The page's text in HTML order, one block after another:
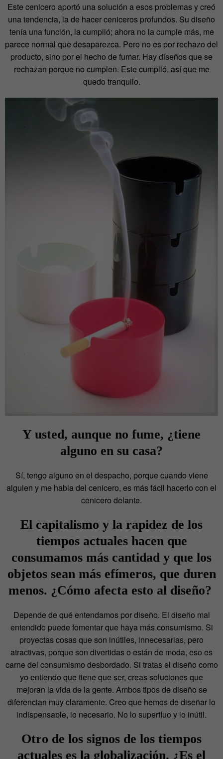
Este cenicero aportó una solución a esos problemas y creó
una tendencia, la de hacer ceniceros profundos. Su diseño
tenía una función, la cumplió; ahora no la cumple más, me
parece normal que desaparezca. Pero no es por rechazo del
producto, sino por el hecho de fumar. Hay diseños que se
rechazan porque no cumplen. Este cumplió, así que me
quedo tranquilo.
Y usted, aunque no fume, ¿tiene
alguno en su casa?
Sí, tengo alguno en el despacho, porque cuando viene
alguien y me habla del cenicero, es más fácil hacerlo con el
cenicero delante.
El capitalismo y la rapidez de los
tiempos actuales hacen que
consumamos más cantidad y que los
objetos sean más efímeros, que duren
menos. ¿Cómo afecta esto al diseño?
Depende de qué entendamos por diseño. El diseño mal
entendido puede fomentar que haya más consumismo. Si
proyectas cosas que son inútiles, innecesarias, pero
atractivas, porque son divertidas o están de moda, eso es
carne del consumismo desbordado. Si tratas el diseño como
yo entiendo que tiene que ser, creas soluciones que
mejoran la vida de la gente. Ambos tipos de diseño se
diferencian muy claramente. Creo que hemos de diseñar lo
indispensable, lo necesario. No lo superfluo y lo inútil.
Otro de los signos de los tiempos
actuales es la globalización. ¿Es el